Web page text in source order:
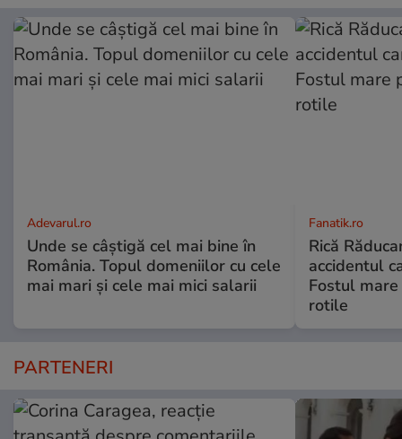
Adevarul.ro
Unde se câștigă cel mai bine în
România. Topul domeniilor cu cele
mai mari și cele mai mici salarii
Fanatik.ro
Rică
accidentul
Fostul
rotile
PARTENERI